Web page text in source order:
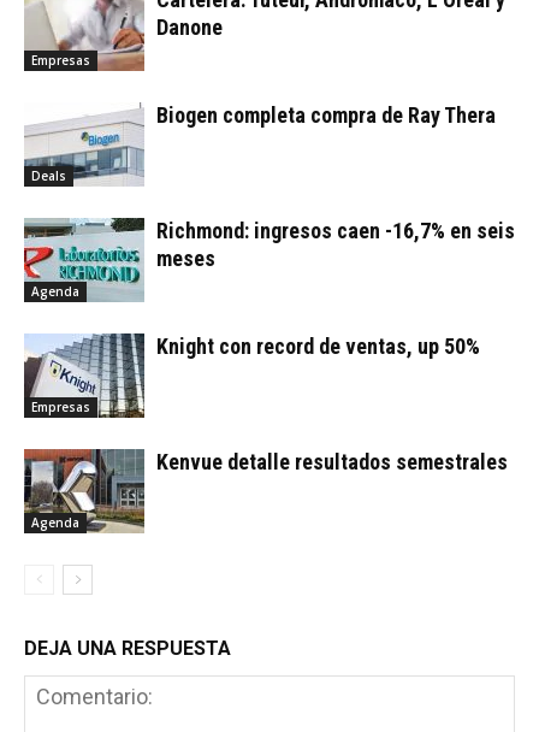
Empresas
Danone
Deals
Biogen completa compra de Ray Thera
Agenda
Richmond: ingresos caen -16,7% en seis
meses
Empresas
Knight con record de ventas, up 50%
Agenda
Kenvue detalle resultados semestrales
DEJA UNA RESPUESTA